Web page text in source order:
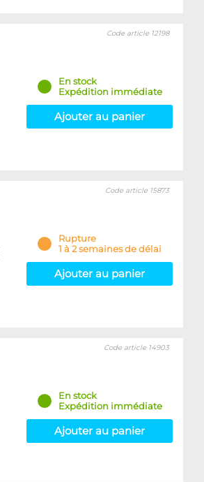
Code article 12198
En stock
Expédition immédiate
Ajouter au panier
Code article 15873
Rupture
1 à 2 semaines de délai
Ajouter au panier
Code article 14903
En stock
Expédition immédiate
Ajouter au panier